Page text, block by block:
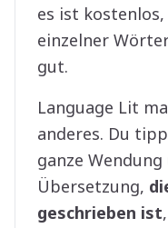
es ist
einzelner
gut.
Language Lit
anderes. Du
ganze
Übersetzung,
geschrieben ist